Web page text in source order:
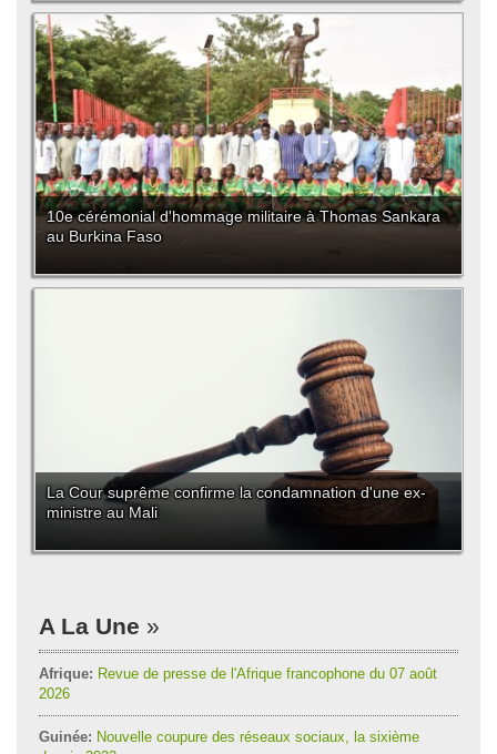
10e cérémonial d'hommage militaire à Thomas Sankara
au Burkina Faso
La Cour suprême confirme la condamnation d'une ex-
ministre au Mali
A La Une
Afrique: Revue de presse de l'Afrique francophone du 07 août
2026
Guinée: Nouvelle coupure des réseaux sociaux, la sixième